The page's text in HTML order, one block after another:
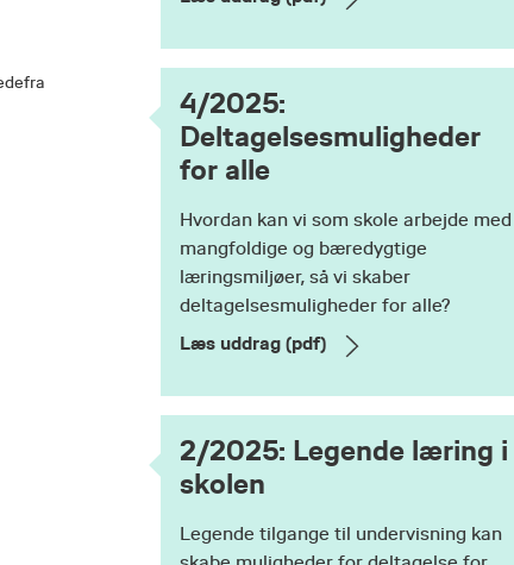
4/2025:
Deltagelsesmuligheder
for alle
Hvordan kan vi som skole arbejde med
mangfoldige og bæredygtige
læringsmiljøer, så vi skaber
deltagelsesmuligheder for alle?
Læs uddrag (pdf)
2/2025: Legende læring i
skolen
Legende tilgange til undervisning kan